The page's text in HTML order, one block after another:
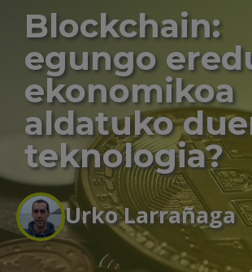
Blockchain:
egungo
ekonomikoa
aldatuko
teknologia?
Urko Larrañaga